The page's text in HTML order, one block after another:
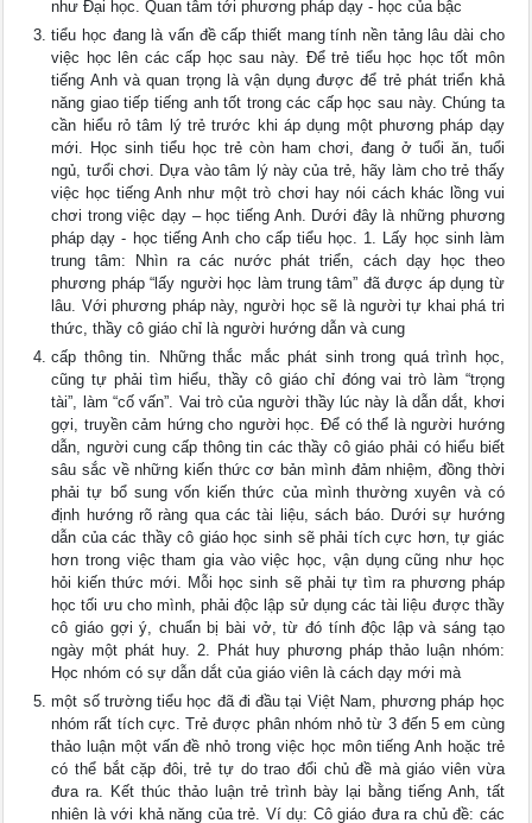
như Đại học. Quan tâm tới phương pháp dạy - học của bậc
tiểu học đang là vấn đề cấp thiết mang tính nền tảng lâu dài cho
việc học lên các cấp học sau này. Để trẻ tiểu học học tốt môn
tiếng Anh và quan trọng là vận dụng được để trẻ phát triển khả
năng giao tiếp tiếng anh tốt trong các cấp học sau này. Chúng ta
cần hiểu rỏ tâm lý trẻ trước khi áp dụng một phương pháp dạy
mới. Học sinh tiểu học trẻ còn ham chơi, đang ở tuổi ăn, tuổi
ngủ, tưổi chơi. Dựa vào tâm lý này của trẻ, hãy làm cho trẻ thấy
việc học tiếng Anh như một trò chơi hay nói cách khác lồng vui
chơi trong việc dạy – học tiếng Anh. Dưới đây là những phương
pháp dạy - học tiếng Anh cho cấp tiểu học. 1. Lấy học sinh làm
trung tâm: Nhìn ra các nước phát triển, cách dạy học theo
phương pháp “lấy người học làm trung tâm” đã được áp dụng từ
lâu. Với phương pháp này, người học sẽ là người tự khai phá tri
thức, thầy cô giáo chỉ là người hướng dẫn và cung
cấp thông tin. Những thắc mắc phát sinh trong quá trình học,
cũng tự phải tìm hiểu, thầy cô giáo chỉ đóng vai trò làm “trọng
tài”, làm “cố vấn”. Vai trò của người thầy lúc này là dẫn dắt, khơi
gợi, truyền cảm hứng cho người học. Để có thể là người hướng
dẫn, người cung cấp thông tin các thầy cô giáo phải có hiểu biết
sâu sắc về những kiến thức cơ bản mình đảm nhiệm, đồng thời
phải tự bổ sung vốn kiến thức của mình thường xuyên và có
định hướng rõ ràng qua các tài liệu, sách báo. Dưới sự hướng
dẫn của các thầy cô giáo học sinh sẽ phải tích cực hơn, tự giác
hơn trong việc tham gia vào việc học, vận dụng cũng như học
hỏi kiến thức mới. Mỗi học sinh sẽ phải tự tìm ra phương pháp
học tối ưu cho mình, phải độc lập sử dụng các tài liệu được thầy
cô giáo gợi ý, chuẩn bị bài vở, từ đó tính độc lập và sáng tạo
ngày một phát huy. 2. Phát huy phương pháp thảo luận nhóm:
Học nhóm có sự dẫn dắt của giáo viên là cách dạy mới mà
một số trường tiểu học đã đi đầu tại Việt Nam, phương pháp học
nhóm rất tích cực. Trẻ được phân nhóm nhỏ từ 3 đến 5 em cùng
thảo luận một vấn đề nhỏ trong việc học môn tiếng Anh hoặc trẻ
có thể bắt cặp đôi, trẻ tự do trao đổi chủ đề mà giáo viên vừa
đưa ra. Kết thúc thảo luận trẻ trình bày lại bằng tiếng Anh, tất
nhiên là với khả năng của trẻ. Ví dụ: Cô giáo đưa ra chủ đề: các